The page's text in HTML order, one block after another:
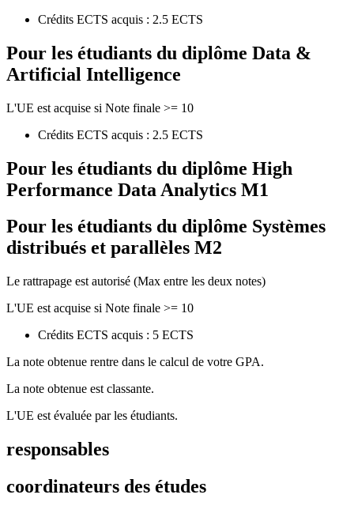
Crédits ECTS acquis : 2.5 ECTS
Pour les étudiants du diplôme Data &
Artificial Intelligence
L'UE est acquise si Note finale >= 10
Crédits ECTS acquis : 2.5 ECTS
Pour les étudiants du diplôme High
Performance Data Analytics M1
Pour les étudiants du diplôme Systèmes
distribués et parallèles M2
Le rattrapage est autorisé (Max entre les deux notes)
L'UE est acquise si Note finale >= 10
Crédits ECTS acquis : 5 ECTS
La note obtenue rentre dans le calcul de votre GPA.
La note obtenue est classante.
L'UE est évaluée par les étudiants.
responsables
coordinateurs des études